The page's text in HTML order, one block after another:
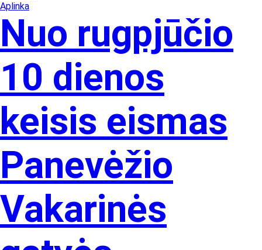
Aplinka
Nuo rugpjūčio
10 dienos
keisis eismas
Panevėžio
Vakarinės